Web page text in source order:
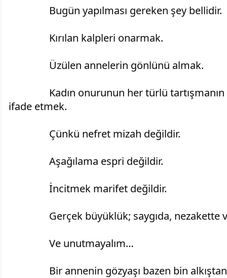
		Bugün yapılması gereken şey bellidir.
		Kırılan kalpleri onarmak.
		Üzülen annelerin gönlünü almak.
ifade etmek.
		Çünkü nefret mizah değildir.
		Aşağılama espri değildir.
		İncitmek marifet değildir.
Gerçek büyüklük; saygıda, nezakette
		Ve unutmayalım…
Bir annenin gözyaşı bazen bin